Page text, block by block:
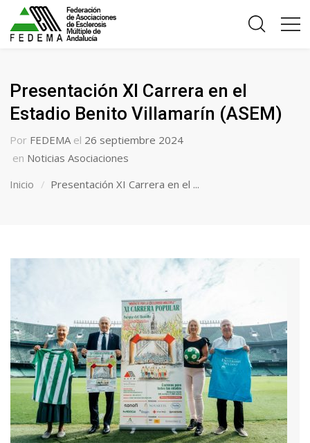
Presentación XI Carrera en el
Estadio Benito Villamarín (ASEM)
Por FEDEMA el 26 septiembre 2024
en Noticias Asociaciones
Inicio
Presentación XI Carrera en el ...